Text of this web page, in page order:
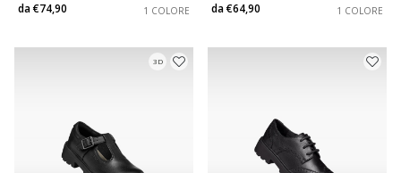
da€74,90 1 COLORE
da€64,90 1 COLORE
3D